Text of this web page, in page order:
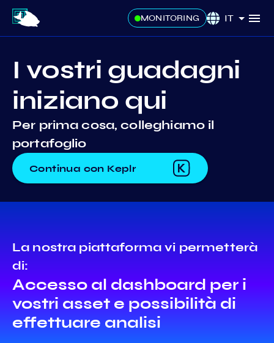
MONITORING IT
I vostri guadagni
iniziano qui
Per prima cosa, colleghiamo il
portafoglio
Continua con Keplr
La nostra piattaforma vi permetterà
di:
Accesso al dashboard per i
vostri asset e possibilità di
effettuare analisi